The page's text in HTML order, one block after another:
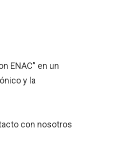
ENAC” en un
y la
con nosotros